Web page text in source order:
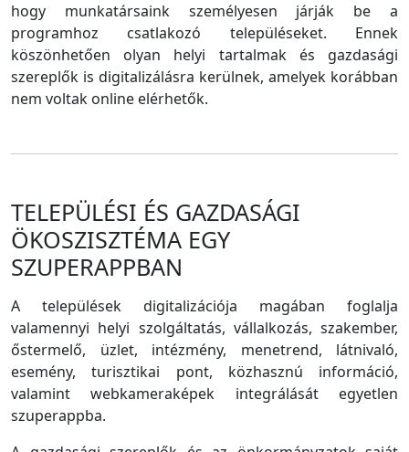
hogy munkatársaink személyesen járják be a
programhoz csatlakozó településeket. Ennek
köszönhetően olyan helyi tartalmak és gazdasági
szereplők is digitalizálásra kerülnek, amelyek korábban
nem voltak online elérhetők.
TELEPÜLÉSI ÉS GAZDASÁGI
ÖKOSZISZTÉMA EGY
SZUPERAPPBAN
A települések digitalizációja magában foglalja
valamennyi helyi szolgáltatás, vállalkozás, szakember,
őstermelő, üzlet, intézmény, menetrend, látnivaló,
esemény, turisztikai pont, közhasznú információ,
valamint webkameraképek integrálását egyetlen
szuperappba.